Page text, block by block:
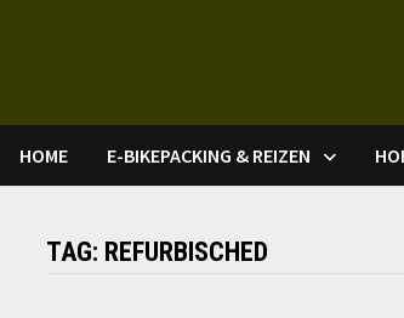
HOME E-BIKEPACKING & REIZEN
TAG: REFURBISCHED